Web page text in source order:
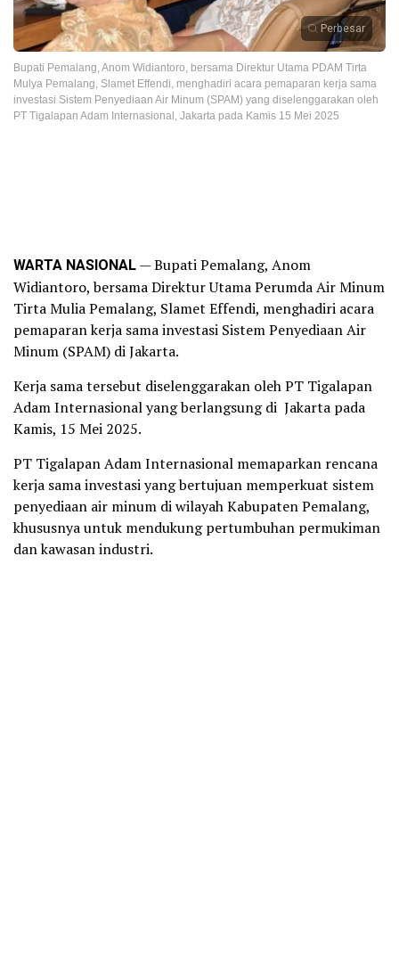
Perbesar
Bupati Pemalang, Anom Widiantoro, bersama Direktur Utama PDAM Tirta
Mulya Pemalang, Slamet Effendi, menghadiri acara pemaparan kerja sama
investasi Sistem Penyediaan Air Minum (SPAM) yang diselenggarakan oleh
PT Tigalapan Adam Internasional, Jakarta pada Kamis 15 Mei 2025
WARTA NASIONAL— Bupati Pemalang, Anom
Widiantoro, bersama Direktur Utama Perumda Air Minum
Tirta Mulia Pemalang, Slamet Effendi, menghadiri acara
pemaparan kerja sama investasi Sistem Penyediaan Air
Minum (SPAM) di Jakarta.
Kerja sama tersebut diselenggarakan oleh PT Tigalapan
Adam Internasional yang berlangsung di Jakarta pada
Kamis, 15 Mei 2025.
PT Tigalapan Adam Internasional memaparkan rencana
kerja sama investasi yang bertujuan memperkuat sistem
penyediaan air minum di wilayah Kabupaten Pemalang,
khususnya untuk mendukung pertumbuhan permukiman
dan kawasan industri.